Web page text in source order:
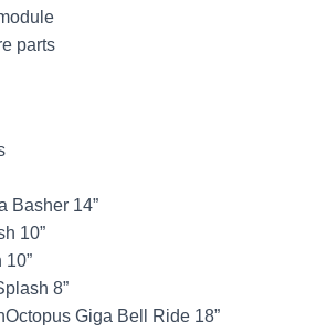
parts
Basher 14”
10”
10”
8”
Giga Bell Ride 18”